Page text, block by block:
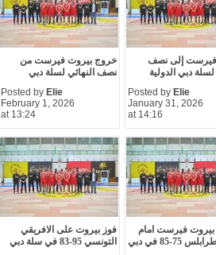
خروج بيروت فيرست من
نصف النهائي لسلة دبي
Posted by Elie
February 1, 2026
at 13:24
فيرست إلى نصف
لسلة دبي الدولية
Posted by Elie
January 31, 2026
at 14:16
فوز بيروت على الافريقي
التونسي 95-83 في سلة دبي
فيرست امام
75-85 في دبي